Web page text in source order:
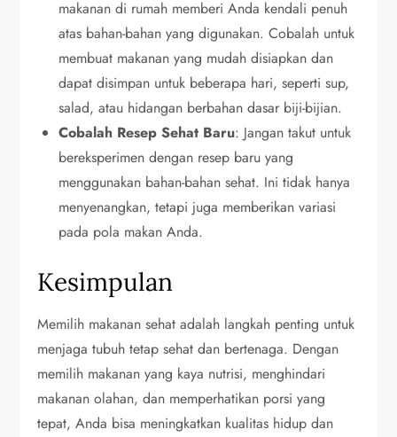
makanan di rumah memberi Anda kendali penuh
atas bahan-bahan yang digunakan. Cobalah untuk
membuat makanan yang mudah disiapkan dan
dapat disimpan untuk beberapa hari, seperti sup,
salad, atau hidangan berbahan dasar biji-bijian.
Cobalah Resep Sehat Baru: Jangan takut untuk
bereksperimen dengan resep baru yang
menggunakan bahan-bahan sehat. Ini tidak hanya
menyenangkan, tetapi juga memberikan variasi
pada pola makan Anda.
Kesimpulan
Memilih makanan sehat adalah langkah penting untuk
menjaga tubuh tetap sehat dan bertenaga. Dengan
memilih makanan yang kaya nutrisi, menghindari
makanan olahan, dan memperhatikan porsi yang
tepat, Anda bisa meningkatkan kualitas hidup dan